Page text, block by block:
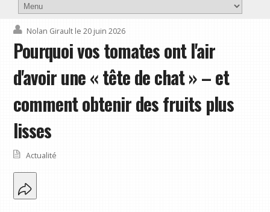
Nolan Girault le 20 juin 2026
Pourquoi vos tomates ont l'air
d'avoir une « tête de chat » – et
comment obtenir des fruits plus
lisses
Actualité